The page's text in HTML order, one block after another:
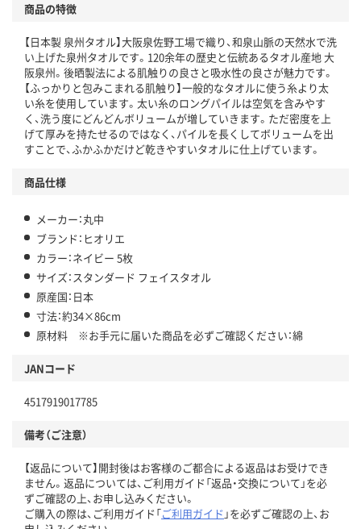
商品の特徴
【日本製 泉州タオル】大阪泉佐野工場で織り、和泉山脈の天然水で洗
い上げた泉州タオルです。120余年の歴史と伝統あるタオル産地 大
阪泉州。後晒製法による肌触りの良さと吸水性の良さが魅力です。
【ふっかりと包みこまれる肌触り】一般的なタオルに使う糸より太
い糸を使用しています。太い糸のロングパイルは空気を含みやす
く、洗う度にどんどんボリュームが増していきます。ただ密度を上
げて厚みを持たせるのではなく、パイルを長くしてボリュームを出
すことで、ふかふかだけど乾きやすいタオルに仕上げています。
商品仕様
メーカー：丸中
ブランド：ヒオリエ
カラー：ネイビー 5枚
サイズ：スタンダード フェイスタオル
原産国：日本
寸法：約34×86cm
原材料 ※お手元に届いた商品を必ずご確認ください：綿
JANコード
4517919017785
備考（ご注意）
【返品について】開封後はお客様のご都合による返品はお受けでき
ません。返品については、ご利用ガイド「返品・交換について」を必
ずご確認の上、お申し込みください。
ご購入の際は、ご利用ガイド「ご利用ガイド 」を必ずご確認の上、お